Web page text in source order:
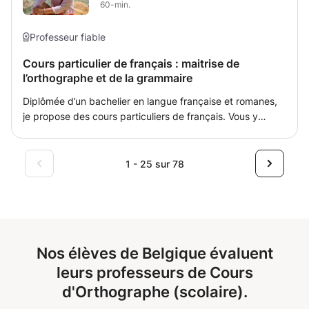
60-min.
Professeur fiable
Cours particulier de français : maitrise de
l’orthographe et de la grammaire
Diplômée d’un bachelier en langue française et romanes,
je propose des cours particuliers de français. Vous y
pièges et ce sans pression !1 - 25 sur 78
Nos élèves de Belgique évaluent
leurs professeurs de Cours
d'Orthographe (scolaire).